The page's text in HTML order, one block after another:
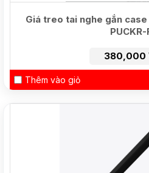
Giá treo tai nghe gắn case
PUCKR-
380,000
Thêm vào giỏ